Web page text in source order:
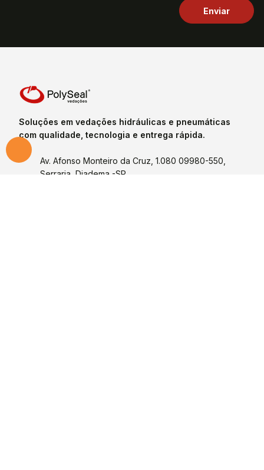
Soluções em vedações hidráulicas e pneumáticas
com qualidade, tecnologia e entrega rápida.
Av. Afonso Monteiro da Cruz, 1.080 09980-550,
Serraria, Diadema -SP